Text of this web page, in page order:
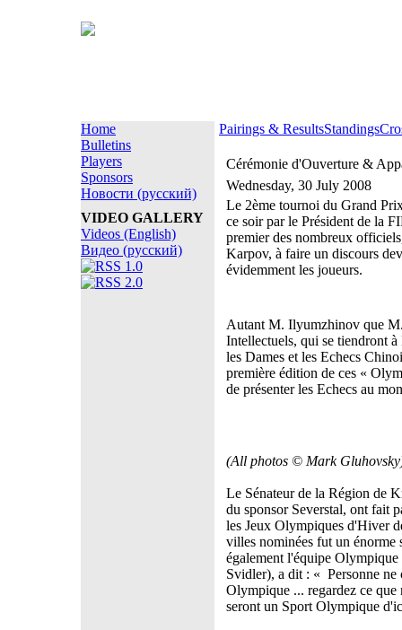
Home
Bulletins
Players
Sponsors
Новости (русский)
VIDEO GALLERY
Videos (English)
Видео (русский)
Pairings & ResultsStandings
Cérémonie d'Ouverture &
Wednesday, 30 July 2008
Le 2ème tournoi du Grand
ce soir par le Président de la
premier des nombreux
Karpov, à faire un discours
évidemment les joueurs.
Autant M. Ilyumzhinov que
Intellectuels, qui se tiendront
les Dames et les Echecs
première édition de ces «
de présenter les Echecs au
(All photos © Mark
Le Sénateur de la Région de
du sponsor Severstal, ont fait
les Jeux Olympiques d'Hiver
villes nominées fut un
également l'équipe
Svidler), a dit : « Personne ne
Olympique ... regardez ce que
seront un Sport Olympique